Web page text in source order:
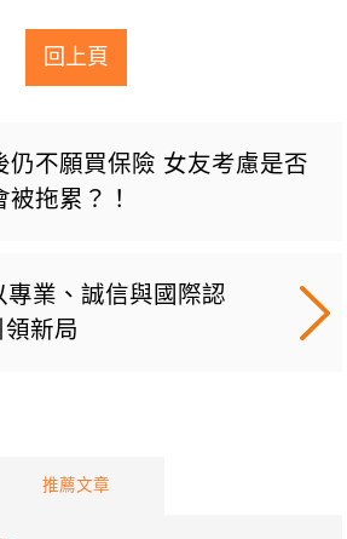
回上頁
仍不願買保險 女友考慮是否
拖累？！
業、誠信與國際認
新局
推薦文章